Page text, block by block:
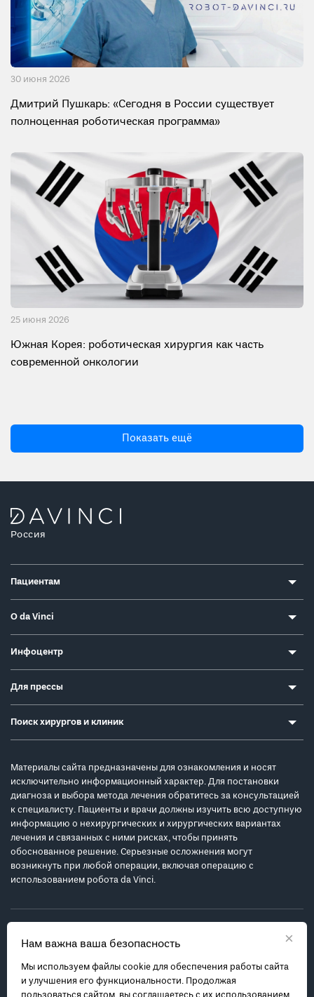
30 июня 2026
Дмитрий Пушкарь: «Сегодня в России существует
полноценная роботическая программа»
25 июня 2026
Южная Корея: роботическая хирургия как часть
современной онкологии
Показать ещё
×
Нам важна ваша безопасность
Мы используем файлы cookie для обеспечения работы сайта
и улучшения его функциональности. Продолжая
Россия
Пациентам
О da Vinci
Инфоцентр
Для прессы
Поиск хирургов и клиник
Материалы сайта предназначены для ознакомления и носят
исключительно информационный характер. Для постановки
диагноза и выбора метода лечения обратитесь за консультацией
к специалисту. Пациенты и врачи должны изучить всю доступную
информацию о нехирургических и хирургических вариантах
лечения и связанных с ними рисках, чтобы принять
обоснованное решение. Серьезные осложнения могут
возникнуть при любой операции, включая операцию с
использованием робота da Vinci.
Политика обработки персональных данных
Соглашение с пользователем